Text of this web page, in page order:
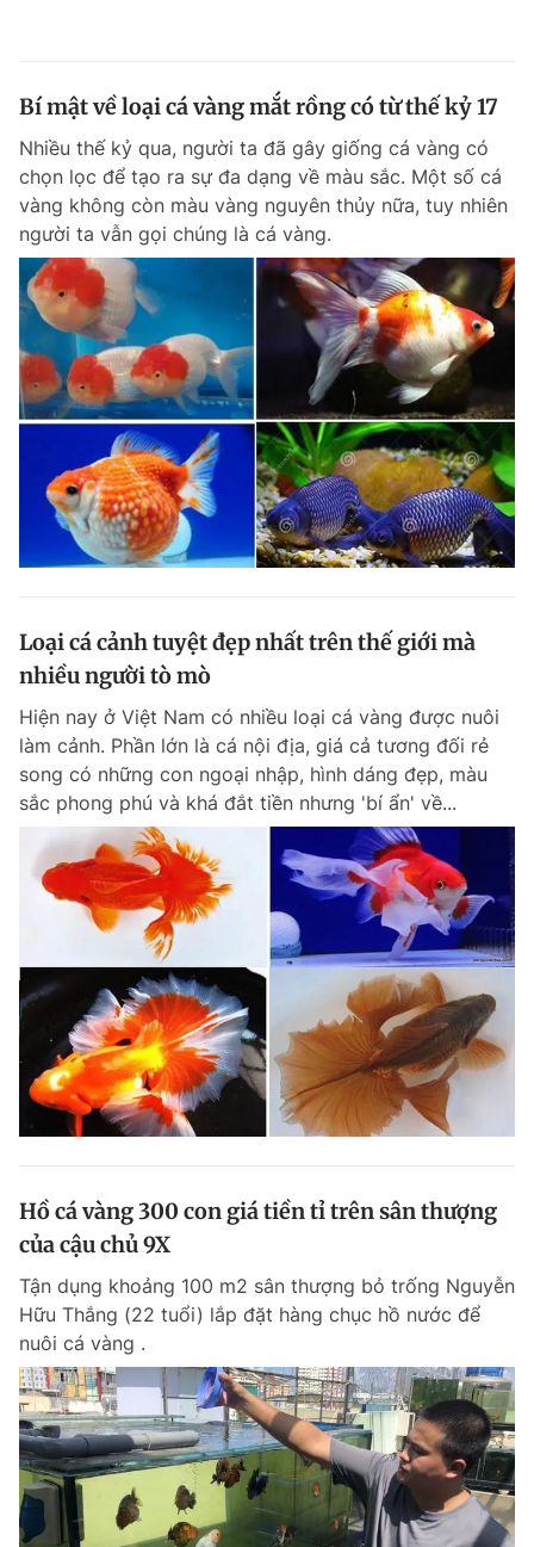
Bí mật về loại cá vàng mắt rồng có từ thế kỷ 17
Nhiều thế kỷ qua, người ta đã gây giống cá vàng có
chọn lọc để tạo ra sự đa dạng về màu sắc. Một số cá
vàng không còn màu vàng nguyên thủy nữa, tuy nhiên
người ta vẫn gọi chúng là cá vàng.
Loại cá cảnh tuyệt đẹp nhất trên thế giới mà
nhiều người tò mò
Hiện nay ở Việt Nam có nhiều loại cá vàng được nuôi
làm cảnh. Phần lớn là cá nội địa, giá cả tương đối rẻ
song có những con ngoại nhập, hình dáng đẹp, màu
sắc phong phú và khá đắt tiền nhưng 'bí ẩn' về...
Hồ cá vàng 300 con giá tiền tỉ trên sân thượng
của cậu chủ 9X
Tận dụng khoảng 100 m2 sân thượng bỏ trống Nguyễn
Hữu Thắng (22 tuổi) lắp đặt hàng chục hồ nước để
nuôi cá vàng .